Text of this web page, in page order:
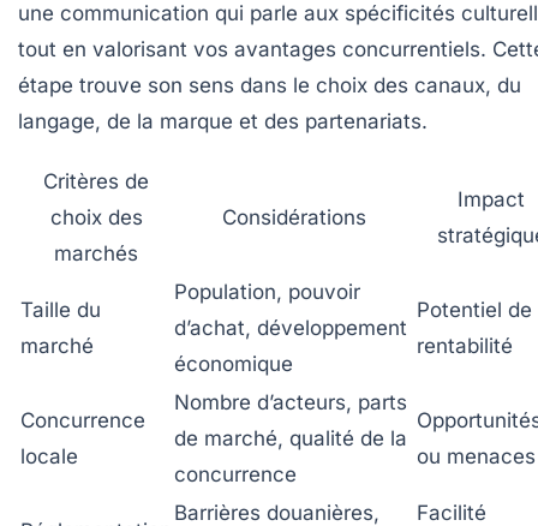
une communication qui parle aux spécificités
tout en valorisant vos avantages concurrentiels.
étape trouve son sens dans le choix des canaux, du
langage, de la marque et des partenariats.
Critères de
choix des
marchés
Considérations
Impact
Taille du
marché
Population, pouvoir
d’achat, développement
économique
Potentiel de
rentabilité
Concurrence
locale
Nombre d’acteurs, parts
de marché, qualité de la
concurrence
ou menaces
Barrières douanières,
Facilité